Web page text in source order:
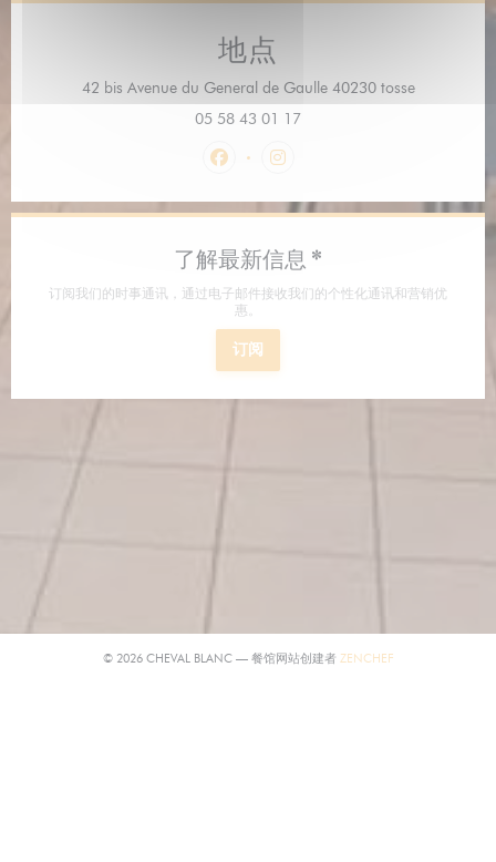
地点
42 bis Avenue du General de Gaulle 40230 tosse((在新窗口
05 58 43 01 17
Facebook ((在新窗口中打开))
Instagram ((在新窗口中打
了解最新信息 *
订阅我们的时事通讯，通过电子邮件接收我们的个性化通讯和营销优
惠。
订阅
© 2026 CHEVAL BLANC — 餐馆网站创建者 ZENCHEF((在新窗口中打开))